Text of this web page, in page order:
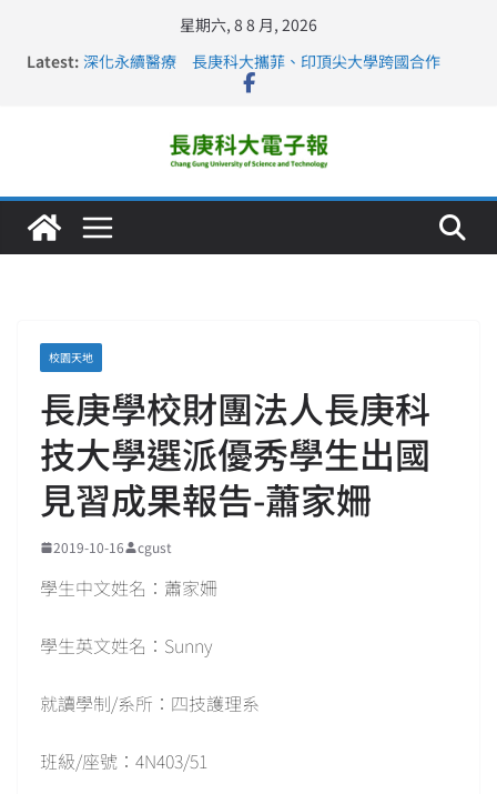
星期六, 8 8 月, 2026
Latest: 獲肯定
深化永續醫療 長庚科大攜菲、印頂尖大學跨國合作
跨海築夢 長庚科大赴美直擊健康平權與智慧照護實踐
仁德醫專與長庚科大締結策略聯盟 培育護理尖兵
校園天地
長庚學校財團法人長庚科
技大學選派優秀學生出國
見習成果報告-蕭家姍
2019-10-16 cgust
學生中文姓名：蕭家姍
學生英文姓名：Sunny
就讀學制/系所：四技護理系
班級/座號：4N403/51